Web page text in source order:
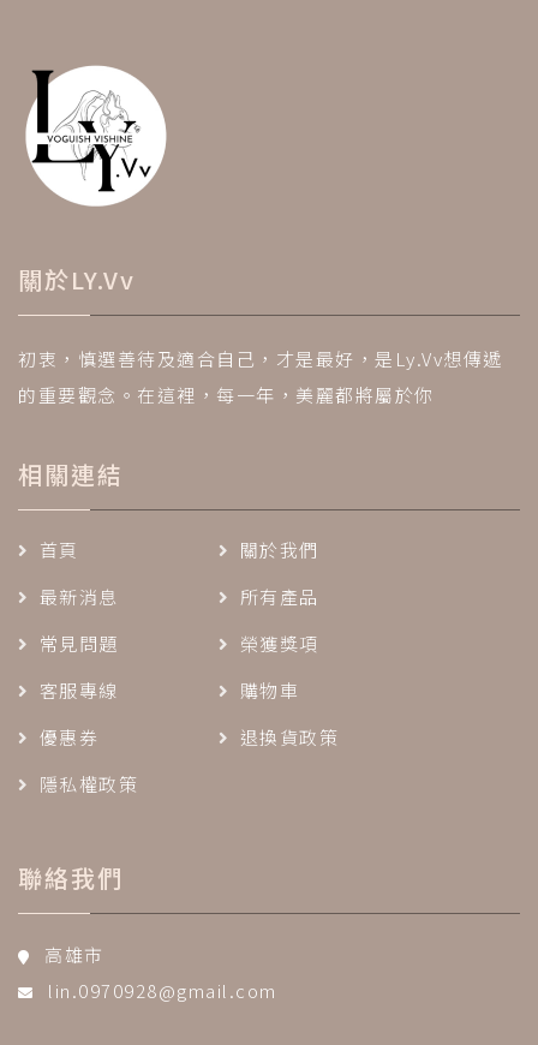
關於LY.Vv
初衷，慎選善待及適合自己，才是最好，是Ly.Vv想傳遞
的重要觀念。在這裡，每一年，美麗都將屬於你
相關連結
首頁
關於我們
最新消息
所有產品
常見問題
榮獲獎項
客服專線
購物車
優惠券
退換貨政策
隱私權政策
聯絡我們
高雄市
lin.0970928@gmail.com